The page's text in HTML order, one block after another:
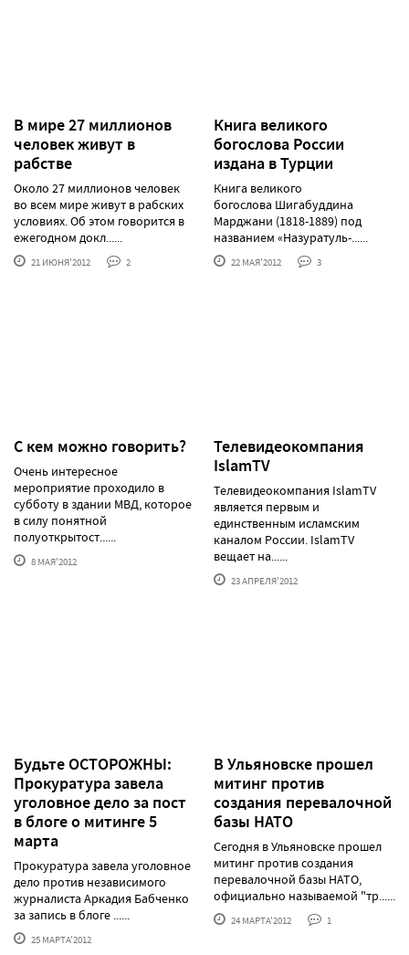
В мире 27 миллионов
человек живут в
рабстве
Около 27 миллионов человек
во всем мире живут в рабских
условиях. Об этом говорится в
ежегодном докл......
21 ИЮНЯ'2012 2
Книга великого
богослова России
издана в Турции
Книга великого
богослова Шигабуддина
Марджани (1818-1889) под
названием «Назуратуль-......
22 МАЯ'2012 3
С кем можно говорить?
Очень интересное
мероприятие проходило в
субботу в здании МВД, которое
в силу понятной
полуоткрытост......
8 МАЯ'2012
Телевидеокомпания
IslamTV
Телевидеокомпания IslamTV
является первым и
единственным исламским
каналом России. IslamTV
вещает на......
23 АПРЕЛЯ'2012
Будьте ОСТОРОЖНЫ:
Прокуратура завела
уголовное дело за пост
в блоге о митинге 5
марта
Прокуратура завела уголовное
дело против независимого
журналиста Аркадия Бабченко
за запись в блоге ......
25 МАРТА'2012
В Ульяновске прошел
митинг против
создания перевалочной
базы НАТО
Сегодня в Ульяновске прошел
митинг против создания
перевалочной базы НАТО,
официально называемой "тр......
24 МАРТА'2012 1